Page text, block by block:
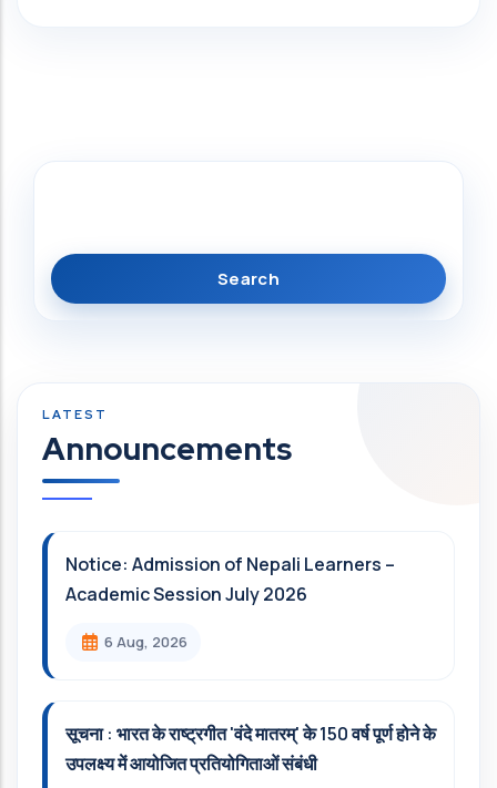
Announcements
Notice: Admission of Nepali Learners –
Academic Session July 2026
6 Aug, 2026
सूचना : भारत के राष्ट्रगीत 'वंदे मातरम्' के 150 वर्ष पूर्ण होने के
उपलक्ष्य में आयोजित प्रतियोगिताओं संबंधी